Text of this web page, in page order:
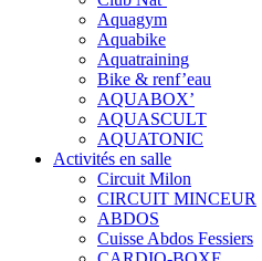
Aquagym
Aquabike
Aquatraining
Bike & renf’eau
AQUABOX’
AQUASCULT
AQUATONIC
Activités en salle
Circuit Milon
CIRCUIT MINCEUR
ABDOS
Cuisse Abdos Fessiers